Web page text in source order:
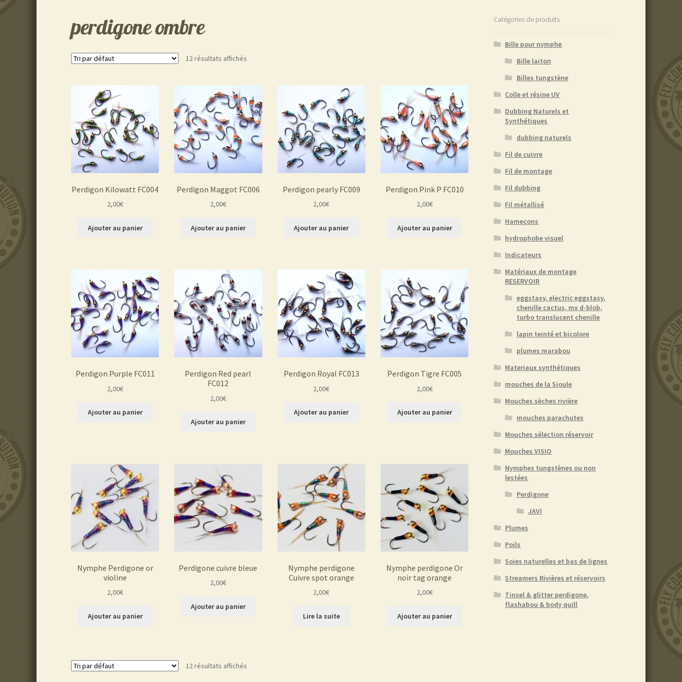
perdigone ombre
12 résultats affichés
Perdigon Kilowatt FC004
2,00€
Ajouter au panier
Perdigon Maggot FC006
2,00€
Ajouter au panier
Perdigon pearly FC009
2,00€
Ajouter au panier
Perdigon Pink P FC010
2,00€
Ajouter au panier
Perdigon Purple FC011
2,00€
Ajouter au panier
Perdigon Red pearl
FC012
2,00€
Ajouter au panier
Perdigon Royal FC013
2,00€
Ajouter au panier
Perdigon Tigre FC005
2,00€
Ajouter au panier
Nymphe Perdigone or
violine
2,00€
Ajouter au panier
Perdigone cuivre bleue
2,00€
Ajouter au panier
Nymphe perdigone
Cuivre spot orange
2,00€
Lire la suite
Nymphe perdigone Or
noir tag orange
2,00€
Ajouter au panier
12 résultats affichés
Catégories de produits
Bille pour nymphe
Bille laiton
Billes tungstène
Colle et résine UV
Dubbing Naturels et
Synthétiques
dubbing naturels
Fil de cuivre
Fil de montage
Fil dubbing
Fil métallisé
Hameçons
hydrophobe visuel
Indicateurs
Matériaux de montage
RESERVOIR
eggstasy, electric eggstasy,
chenille cactus, mx d-blob,
turbo translucent chenille
lapin teinté et bicolore
plumes marabou
Materiaux synthétiques
mouches de la Sioule
Mouches sèches rivière
mouches parachutes
Mouches sélection réservoir
Mouches VISIO
Nymphes tungstènes ou non
lestées
Perdigone
JAVI
Plumes
Poils
Soies naturelles et bas de lignes
Streamers Rivières et réservoirs
Tinsel & glitter perdigone,
flashabou & body quill